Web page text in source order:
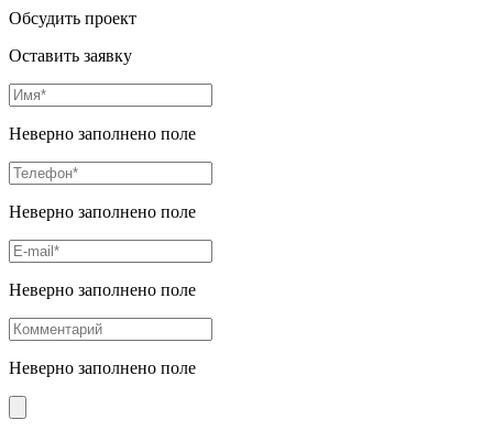
Обсудить проект
Оставить заявку
Неверно заполнено поле
Неверно заполнено поле
Неверно заполнено поле
Неверно заполнено поле